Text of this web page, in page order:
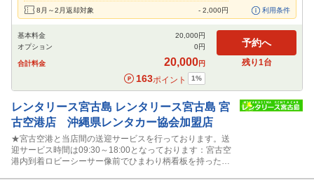
8月～2月返却対象 - 2,000円 利用条件
基本料金 20,000円
オプション
0円
合計料金 20,000円
163ポイント 1%
予約へ
残り1台
レンタリース宮古島 レンタリース宮古島 宮
古空港店 沖縄県レンタカー協会加盟店
★宮古空港と当店間の送迎サービスを行っております。送
迎サービス時間は09:30～18:00となっております：宮古空
港内到着ロビーシーサー像前でひまわり柄看板を持ったス